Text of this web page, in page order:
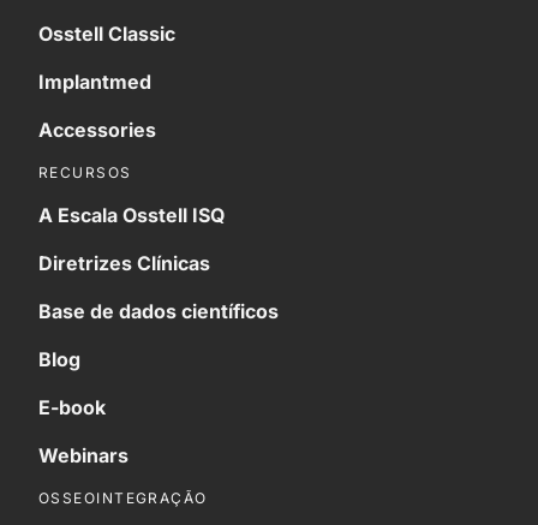
Osstell Classic
Implantmed
Accessories
RECURSOS
A Escala Osstell ISQ
Diretrizes Clínicas
Base de dados científicos
Blog
E-book
Webinars
OSSEOINTEGRAÇÃO